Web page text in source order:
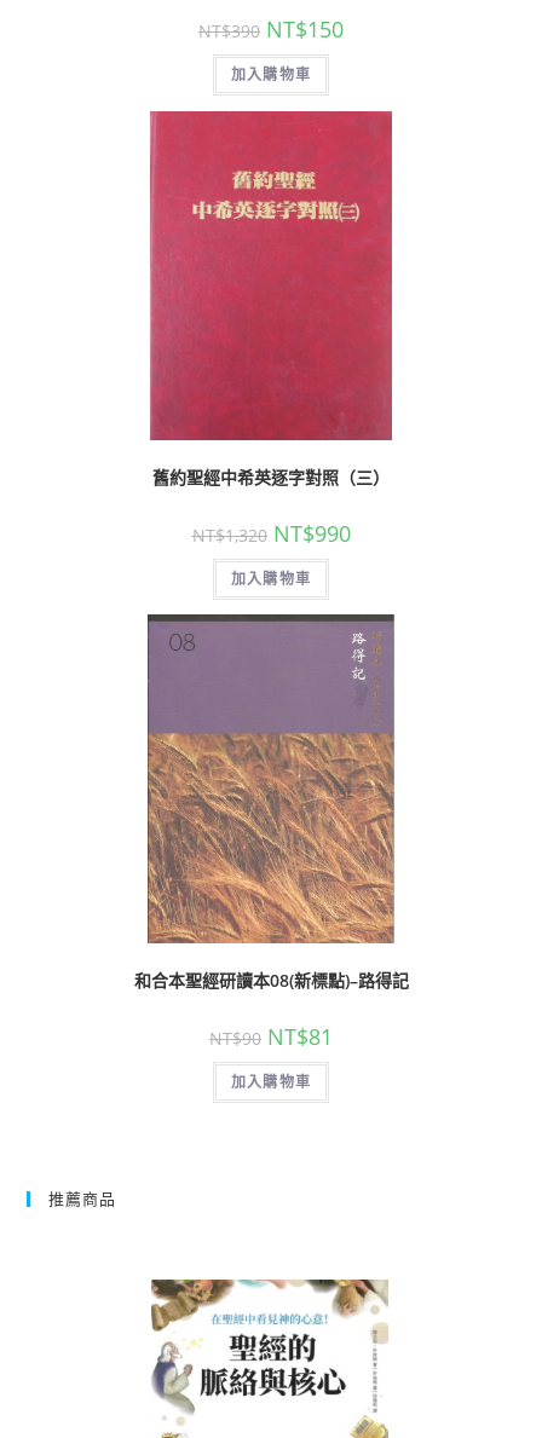
NT$390 NT$150
加入購物車
舊約聖經中希英逐字對照（三）
NT$1,320 NT$990
加入購物車
和合本聖經研讀本08(新標點)–路得記
NT$90 NT$81
加入購物車
推薦商品